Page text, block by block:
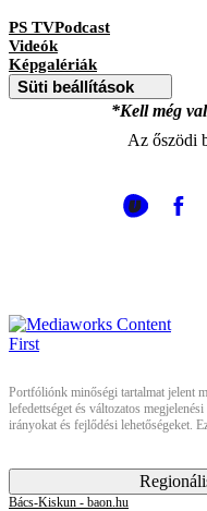
PS TVPodcast
Videók
Képgalériák
Süti beállítások
*Kell még
Az őszödi
Portfóliónk minőségi tartalmat jelent
lefedettséget és változatos
irányokat és fejlődési lehetőségeket.
Bács-Kiskun - baon.hu